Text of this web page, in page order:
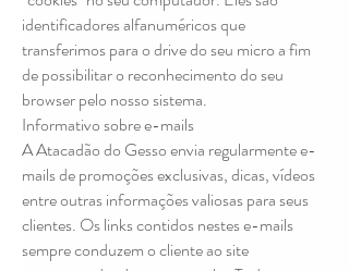
identificadores alfanuméricos que
transferimos para o drive do seu micro a fim
de possibilitar o reconhecimento do seu
browser pelo nosso sistema.
Informativo sobre e-mails
A Atacadão do Gesso envia regularmente e-
mails de promoções exclusivas, dicas, vídeos
entre outras informações valiosas para seus
clientes. Os links contidos nestes e-mails
sempre conduzem o cliente ao site